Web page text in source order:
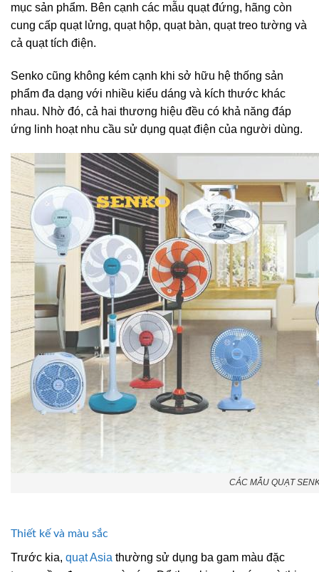
mục sản phẩm. Bên cạnh các mẫu quạt đứng, hãng còn
cung cấp quạt lửng, quạt hộp, quạt bàn, quạt treo tường và
cả quạt tích điện.
Senko cũng không kém cạnh khi sở hữu hệ thống sản
phẩm đa dạng với nhiều kiểu dáng và kích thước khác
nhau. Nhờ đó, cả hai thương hiệu đều có khả năng đáp
ứng linh hoạt nhu cầu sử dụng quạt điện của người dùng.
CÁC MẪU QUẠT
Thiết kế và màu sắc
Trước kia, quạt Asia thường sử dụng ba gam màu đặc